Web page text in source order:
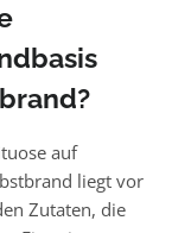
auf
liegt vor
Zutaten, die